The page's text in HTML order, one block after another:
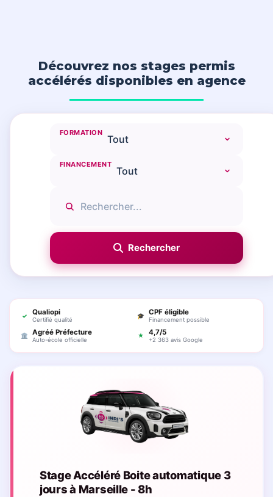
Découvrez nos stages permis
accélérés disponibles en agence
FORMATION
FINANCEMENT
✓ Qualiopi
Certifié qualité
🎓 CPF éligible
Financement possible
🏛 Agréé Préfecture
Auto-école officielle
★ 4,7/5
+2 363 avis Google
Stage Accéléré Boite automatique 3
jours à Marseille - 8h